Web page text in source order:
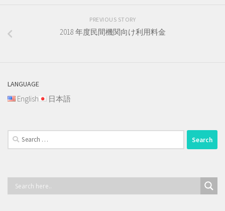
PREVIOUS STORY
2018 年度民間機関向け利用料金
LANGUAGE
English 日本語
Search
for: